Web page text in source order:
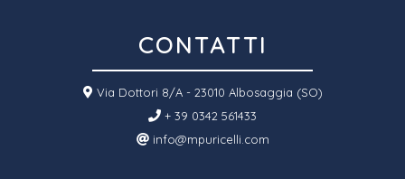
CONTATTI
Via Dottori 8/A - 23010 Albosaggia (SO)
+ 39 0342 561433
info@mpuricelli.com